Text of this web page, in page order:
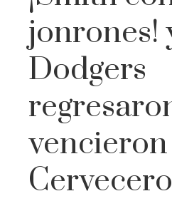
jonrones!
Dodgers
vencieron